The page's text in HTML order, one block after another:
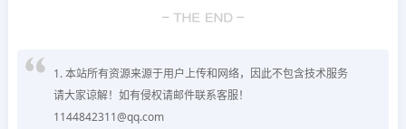
1. 本站所有资源来源于用户上传和网络，因此不包含技术服务
请大家谅解！如有侵权请邮件联系客服！
1144842311@qq.com